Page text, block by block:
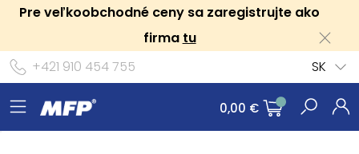
Pre veľkoobchodné ceny sa zaregistrujte ako
firma tu
+421 910 454 755
SK
0,00 €